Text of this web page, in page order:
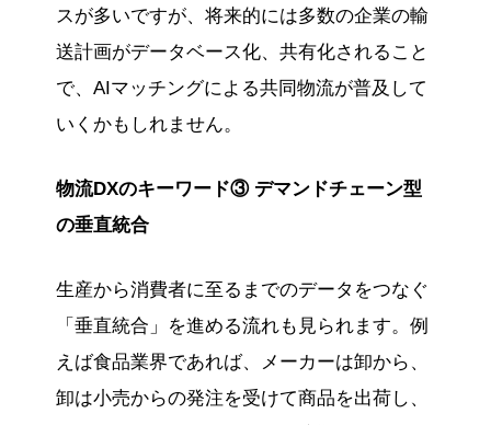
スが多いですが、将来的には多数の企業の輸
送計画がデータベース化、共有化されること
で、AIマッチングによる共同物流が普及して
いくかもしれません。
物流DXのキーワード③ デマンドチェーン型
の垂直統合
生産から消費者に至るまでのデータをつなぐ
「垂直統合」を進める流れも見られます。例
えば食品業界であれば、メーカーは卸から、
卸は小売からの発注を受けて商品を出荷し、